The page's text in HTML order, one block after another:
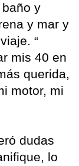
y
y mar y
“
mis 40 en
querida,
motor, mi
dudas
lo